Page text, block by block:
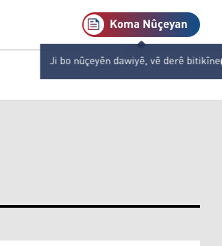
Koma Nûçeyan
Ji bo nûçeyên dawiyê, vê derê bitikîne